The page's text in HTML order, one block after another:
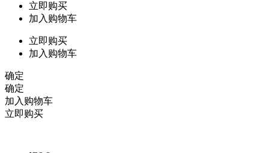
立即购买
加入购物车
立即购买
加入购物车
确定
确定
加入购物车
立即购买